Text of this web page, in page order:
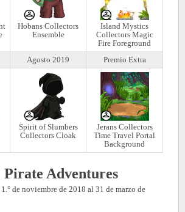
Hobans Collectors
Ensemble
Island Mystics
Collectors Magic
Fire Foreground
Agosto 2019 Premio Extra
Spirit of Slumbers
Collectors Cloak
Jerans Collectors
Time Travel Portal
Background
Pirate Adventures
de noviembre de 2018 al 31 de marzo de